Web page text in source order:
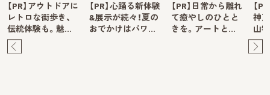
【PR】アウトドアに
レトロな街歩き、
伝統体験も。魅…
【PR】心踊る新体験
&展示が続々！夏の
おでかけはパワ…
【PR】日常から離れ
て癒やしのひとと
きを。アートと…
【
神
山